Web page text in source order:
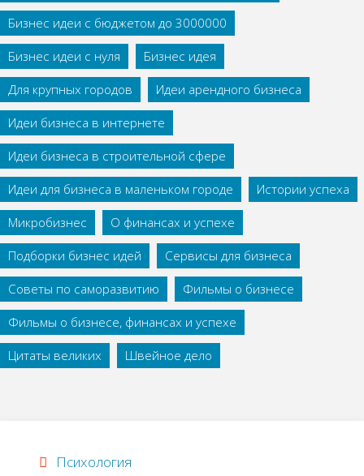
Бизнес идеи с бюджетом до 3000000
Бизнес идеи с нуля
Бизнес идея
Для крупных городов
Идеи арендного бизнеса
Идеи бизнеса в интернете
Идеи бизнеса в строительной сфере
Идеи для бизнеса в маленьком городе
Истории успеха
Микробизнес
О финансах и успехе
Подборки бизнес идей
Сервисы для бизнеса
Советы по саморазвитию
Фильмы о бизнесе
Фильмы о бизнесе, финансах и успехе
Цитаты великих
Швейное дело
Психология